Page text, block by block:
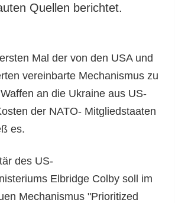
Fotobank
Quellen berichtet.
Mal der von den USA und
vereinbarte Mechanismus zu
an die Ukraine aus US-
der NATO- Mitgliedstaaten
es.
des US-
Elbridge Colby soll im
Mechanismus "Prioritized